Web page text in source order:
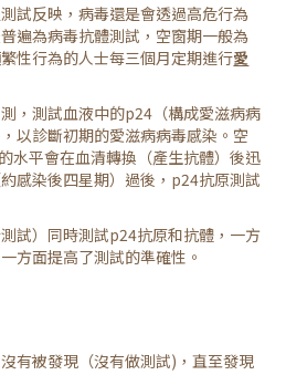
試反映，病毒還是會透過高危行為
遍為病毒抗體測試，空窗期一般為
性行為的人士每三個月定期進行愛
，測試血液中的p24（構成愛滋病病
以診斷初期的愛滋病病毒感染。空
水平會在血清轉換（產生抗體）後迅
感染後四星期）過後，p24抗原測試
試）同時測試p24抗原和抗體，一方
方面提高了測試的準確性。
有被發現（沒有做測試)，直至發現